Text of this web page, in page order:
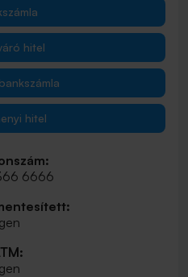
hitel
hitel
6666